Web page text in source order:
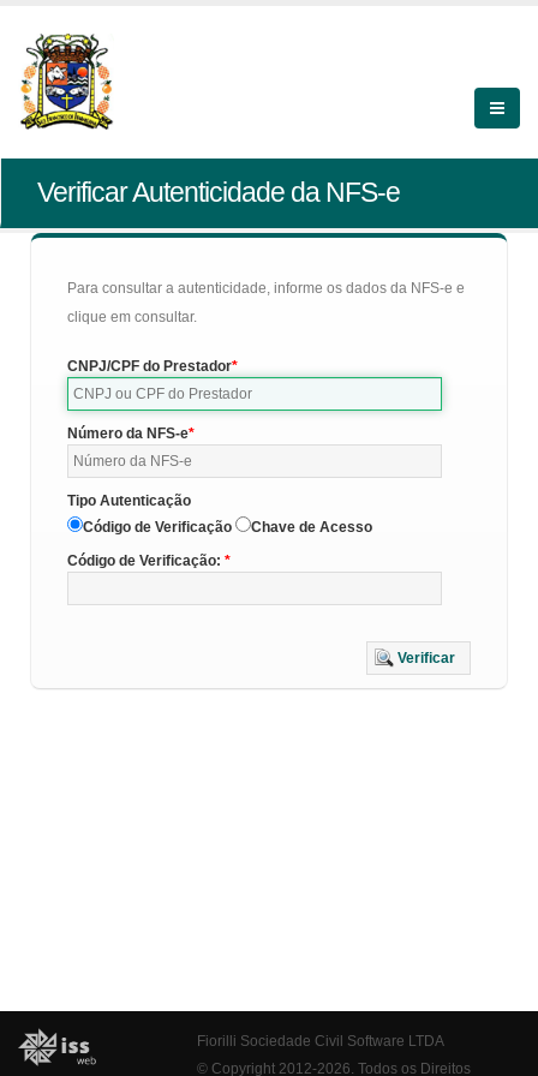
Verificar Autenticidade da NFS-e
Para consultar a autenticidade, informe os dados da NFS-e e
clique em consultar.
CNPJ/CPF do Prestador
Número da NFS-e
Tipo Autenticação
Código de Verificação
Chave de Acesso
Código de Verificação:
Verificar
Fiorilli Sociedade Civil Software LTDA
© Copyright 2012-2026. Todos os Direitos